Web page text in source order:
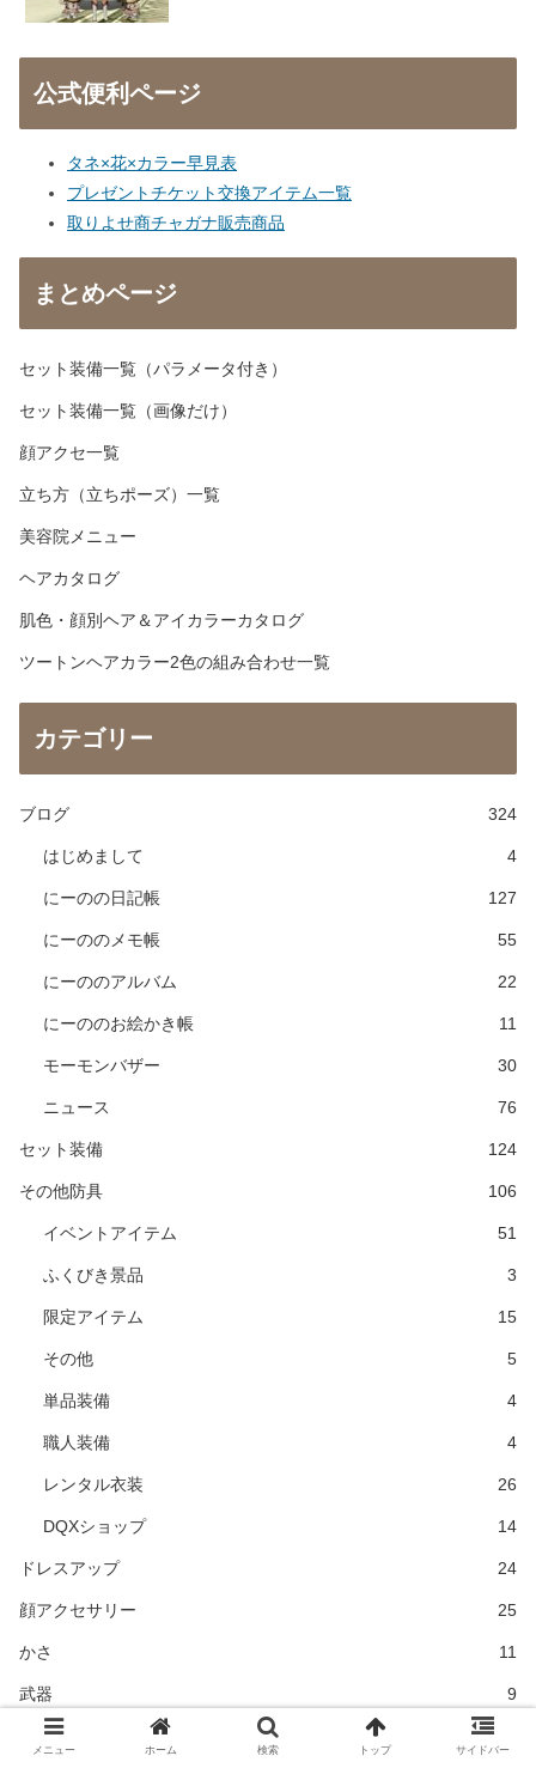
公式便利ページ
タネ×花×カラー早見表
プレゼントチケット交換アイテム一覧
取りよせ商チャガナ販売商品
まとめページ
セット装備一覧（パラメータ付き）
セット装備一覧（画像だけ）
顔アクセ一覧
立ち方（立ちポーズ）一覧
美容院メニュー
ヘアカタログ
肌色・顔別ヘア＆アイカラーカタログ
ツートンヘアカラー2色の組み合わせ一覧
カテゴリー
ブログ 324
はじめまして 4
にーのの日記帳 127
にーののメモ帳 55
にーののアルバム 22
にーののお絵かき帳 11
モーモンバザー 30
ニュース 76
セット装備 124
その他防具 106
イベントアイテム 51
ふくびき景品 3
限定アイテム 15
その他 5
単品装備 4
職人装備 4
レンタル衣装 26
DQXショップ 14
ドレスアップ 24
顔アクセサリー 25
かさ 11
武器 9
メニュー ホーム 検索 トップ サイドバー